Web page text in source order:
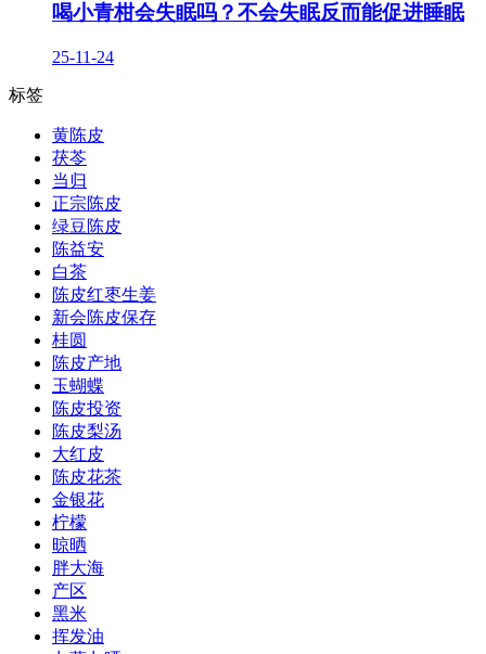
喝小青柑会失眠吗？不会失眠反而能促进睡眠
25-11-24
标签
黄陈皮
茯苓
当归
正宗陈皮
绿豆陈皮
陈益安
白茶
陈皮红枣生姜
新会陈皮保存
桂圆
陈皮产地
玉蝴蝶
陈皮投资
陈皮梨汤
大红皮
陈皮花茶
金银花
柠檬
晾晒
胖大海
产区
黑米
挥发油